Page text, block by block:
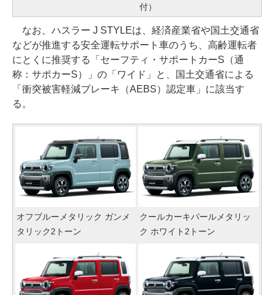
付）
なお、ハスラー J STYLEは、経済産業省や国土交通省
などが推進する安全運転サポート車のうち、高齢運転者
にとくに推奨する「セーフティ・サポートカーS（通
称：サポカーS）」の「ワイド」と、国土交通省による
「衝突被害軽減ブレーキ（AEBS）認定車」に該当す
る。
オフブルーメタリック ガンメ
タリック2トーン
クールカーキパールメタリッ
ク ホワイト2トーン